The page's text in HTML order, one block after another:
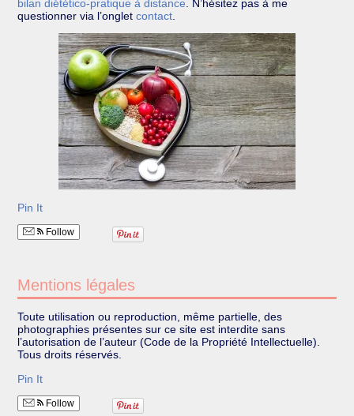
bilan diétético-pratique à distance . N’hésitez pas à me
questionner via l’ongletcontact
Pin It
Follow
Mentions légales
Toute utilisation ou reproduction, même partielle, des
photographies présentes sur ce site est interdite sans
l’autorisation de l’auteur (Code de la Propriété Intellectuelle).
Tous droits réservés.
Pin It
Follow